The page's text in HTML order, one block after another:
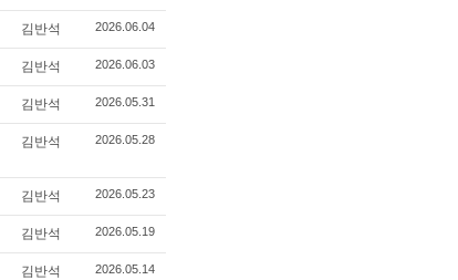
김반석 2026.06.04
김반석 2026.06.03
김반석 2026.05.31
김반석 2026.05.28
김반석 2026.05.23
김반석 2026.05.19
김반석 2026.05.14